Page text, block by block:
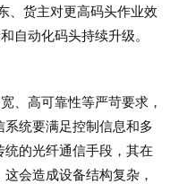
、货主对更高码头作业效
自动化码头持续升级。
、高可靠性等严苛要求，
统要满足控制信息和多
的光纤通信手段，其在
会造成设备结构复杂，